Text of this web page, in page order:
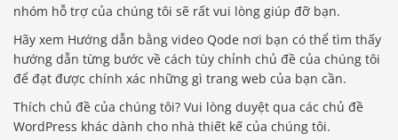
nhóm hỗ trợ của chúng tôi sẽ rất vui lòng giúp đỡ bạn.
Hãy xem Hướng dẫn bằng video Qode nơi bạn có thể tìm thấy
hướng dẫn từng bước về cách tùy chỉnh chủ đề của chúng tôi
để đạt được chính xác những gì trang web của bạn cần.
Thích chủ đề của chúng tôi? Vui lòng duyệt qua các chủ đề
WordPress khác dành cho nhà thiết kế của chúng tôi.